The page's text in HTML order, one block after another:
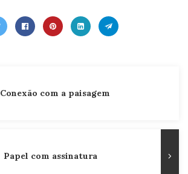
Publicação
Conexão com a paisagem
Papel com assinatura